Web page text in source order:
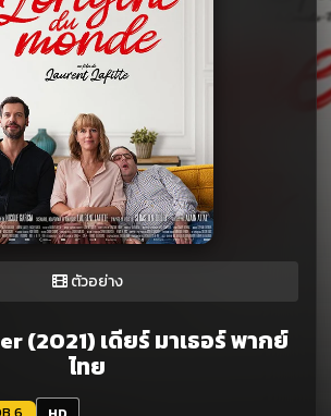
ตัวอย่าง
(2021) เดียร์ มาเธอร์ พากย์
ไทย